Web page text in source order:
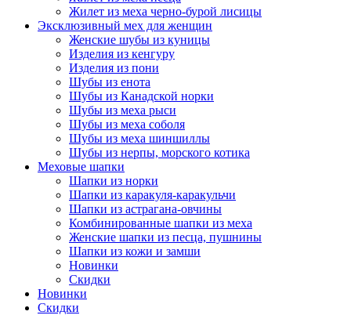
Жилет из меха черно-бурой лисицы
Эксклюзивный мех для женщин
Женские шубы из куницы
Изделия из кенгуру
Изделия из пони
Шубы из енота
Шубы из Канадской норки
Шубы из меха рыси
Шубы из меха соболя
Шубы из меха шиншиллы
Шубы из нерпы, морского котика
Меховые шапки
Шапки из норки
Шапки из каракуля-каракульчи
Шапки из астрагана-овчины
Комбинированные шапки из меха
Женские шапки из песца, пушнины
Шапки из кожи и замши
Новинки
Скидки
Новинки
Скидки